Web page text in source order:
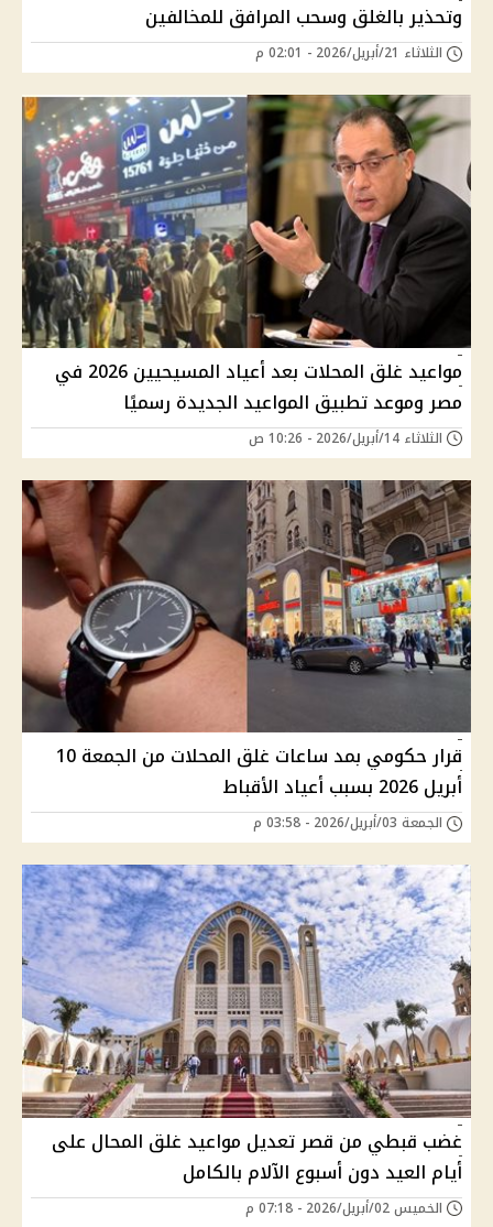
وتحذير بالغلق وسحب المرافق للمخالفين
الثلاثاء 21/أبريل/2026 - 02:01 م
مواعيد غلق المحلات بعد أعياد المسيحيين 2026 في
مصر وموعد تطبيق المواعيد الجديدة رسميًا
الثلاثاء 14/أبريل/2026 - 10:26 ص
قرار حكومي بمد ساعات غلق المحلات من الجمعة 10
أبريل 2026 بسبب أعياد الأقباط
الجمعة 03/أبريل/2026 - 03:58 م
غضب قبطي من قصر تعديل مواعيد غلق المحال على
أيام العيد دون أسبوع الآلام بالكامل
الخميس 02/أبريل/2026 - 07:18 م